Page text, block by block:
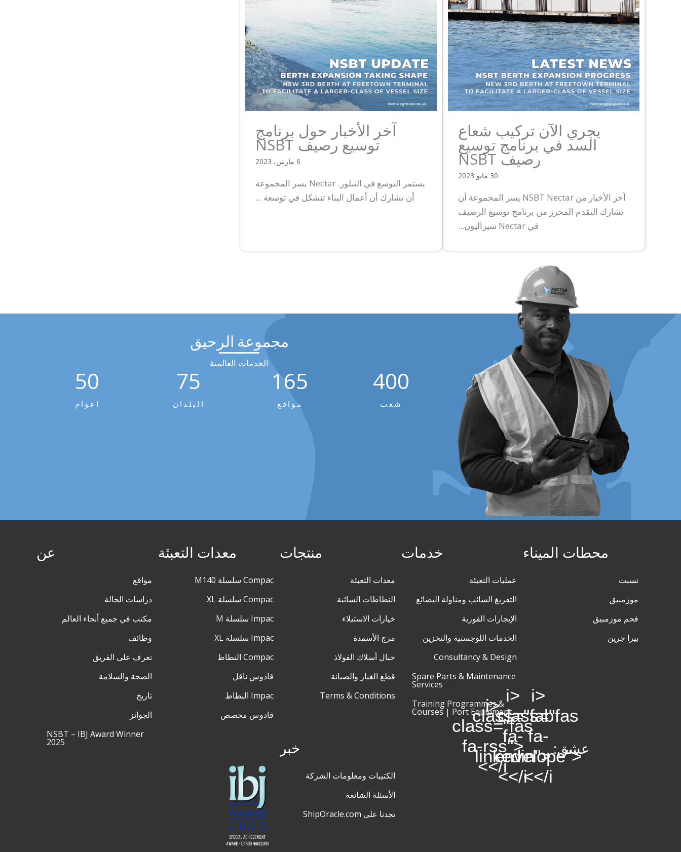
يجري الآن تركيب شعاع
السد في برنامج توسيع
رصيف NSBT
30 مايو 2023
آخر الأخبار من NSBT Nectar يسر المجموعة أن
تشارك التقدم المحرز من برنامج توسيع الرصيف
في Nectar سيراليون...
آخر الأخبار حول برنامج
توسيع رصيف NSBT
6 مارس، 2023
يستمر التوسع في التبلور. Nectar يسر المجموعة
أن تشارك أن أعمال البناء تتشكل في توسعة ...
مجموعة الرحيق
الخدمات العالمية
400
شعب
165
مواقع
75
البلدان
50
اعوام
محطات الميناء
نسبت
موزمبيق
فحم موزمبيق
بيرا جرين
خدمات
عمليات التعبئة
التفريغ السائب ومناولة البضائع
الإيجارات الفورية
الخدمات اللوجستية والتخزين
Consultancy & Design
Spare Parts & Maintenance
Services
Training Programmes &
Courses | Port Equipment
منتجات
معدات التعبئة
النطاطات السائبة
خيارات الاستيلاء
مزج الأسمدة
حبال أسلاك الفولاذ
قطع الغيار والصيانة
Terms & Conditions
عشق:
<i
class="fas
fa-
envelope">
</i>
<i
class="fab
fa-
linkedin">
</i>
<i
class="fas
fa-rss">
</i>
خبر
الكتيبات ومعلومات الشركة
الأسئلة الشائعة
تجدنا على ShipOracle.com
معدات التعبئة
Compac سلسلة M140
Compac سلسلة XL
Impac سلسلة M
Impac سلسلة XL
Compac النطاط
قادوس ناقل
Impac النطاط
قادوس مخصص
عن
مواقع
دراسات الحالة
مكتب في جميع أنحاء العالم
وظائف
تعرف على الفريق
الصحة والسلامة
تاريخ
الجوائز
NSBT – IBJ Award Winner
2025